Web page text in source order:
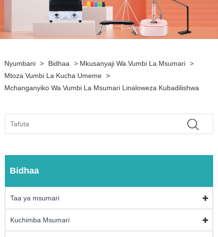
Nyumbani > Bidhaa > Mkusanyaji Wa Vumbi La Msumari >
Mtoza Vumbi La Kucha Umeme >
Mchanganyiko Wa Vumbi La Msumari Linaloweza Kubadilishwa
Bidhaa
Taa ya msumari
Kuchimba Msumari